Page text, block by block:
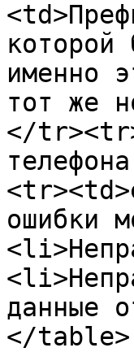
которой
именно
тот же
</
ошибки
данные
</table>